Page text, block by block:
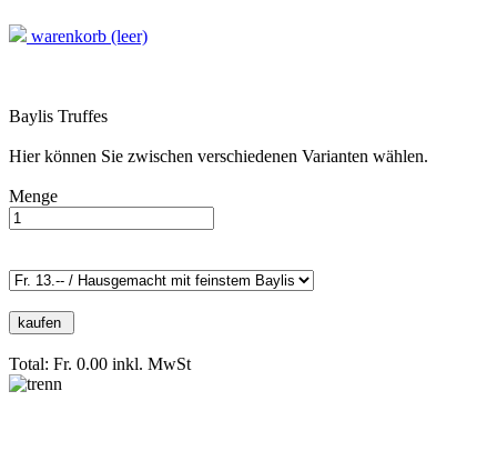
warenkorb (leer)
Baylis Truffes
Hier können Sie zwischen verschiedenen Varianten wählen.
Menge
Total: Fr. 0.00 inkl. MwSt